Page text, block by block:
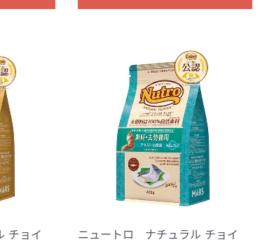
チョイ
ニュートロ ナチュラル チョイ